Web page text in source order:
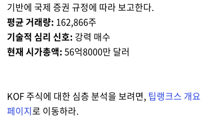
기반에 국제 증권 규정에 따라 보고한다.
평균 거래량: 162,866주
기술적 심리 신호: 강력 매수
현재 시가총액:56억8000만 달러
KOF 주식에 대한 심층 분석을 보려면, 팁랭크스 개요
페이지로 이동하라.